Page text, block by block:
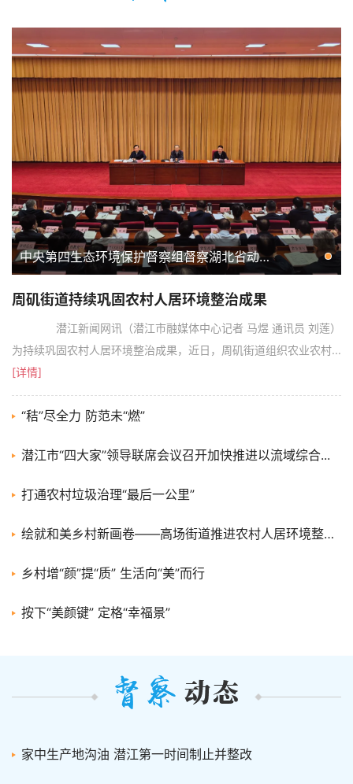
中央第四生态环境保护督察组督察湖北省动员会在武汉召开
周矶街道持续巩固农村人居环境整治成果
潜江新闻网讯（潜江市融媒体中心记者 马煜 通讯员 刘莲）
为持续巩固农村人居环境整治成果，近日，周矶街道组织农业农村...
[详情]
“秸”尽全力 防范未“燃”
潜江市“四大家”领导联席会议召开加快推进以流域综合...
打通农村垃圾治理“最后一公里”
绘就和美乡村新画卷——高场街道推进农村人居环境整治...
乡村增“颜”提“质” 生活向“美”而行
按下“美颜键” 定格“幸福景”
家中生产地沟油 潜江第一时间制止并整改